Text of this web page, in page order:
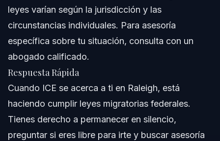
Notas sobre Florida
Conceptos Nacionales (Solo General, Las Reglas
Cuándo Llamar a un Abogado Ahora
Sobre el Bufete Vasquez
Confianza y Experiencia del Abogado
Preguntas Frecuentes
leyes varían según la jurisdicción y las
circunstancias individuales. Para asesoría
específica sobre tu situación, consulta con un
abogado calificado.
Respuesta Rápida
Cuando ICE se acerca a ti en Raleigh, está
haciendo cumplir leyes migratorias federales.
Tienes derecho a permanecer en silencio,
preguntar si eres libre para irte y buscar asesoría